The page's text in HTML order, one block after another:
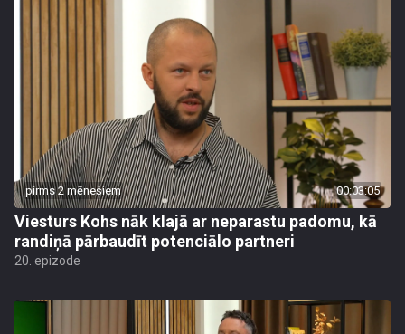
pirms 2 mēnešiem 00:03:05
Viesturs Kohs nāk klajā ar neparastu padomu, kā
randiņā pārbaudīt potenciālo partneri
20. epizode